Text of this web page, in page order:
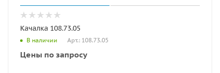
Качалка 108.73.05
В наличии Арт.: 108.73.05
Цены по запросу